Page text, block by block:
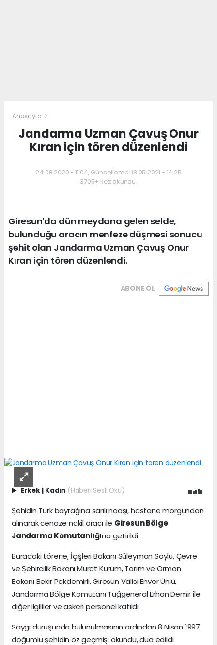
Anasayfa
Jandarma Uzman Çavuş Onur
Kıran için tören düzenlendi
24.08.2020 - 11:04, Güncelleme: 18.05.2021 - 14:25
3705+ kez okundu.
Giresun'da dün meydana gelen selde,
bulunduğu aracın menfeze düşmesi sonucu
şehit olan Jandarma Uzman Çavuş Onur
Kıran için tören düzenlendi.
ABONE OL
Erkek | Kadın (Haberi Sesli Oku)
Şehidin Türk bayrağına sarılı naaşı, hastane morgundan
alınarak cenaze nakil aracı ile Giresun Bölge
Jandarma Komutanlığına getirildi.
Buradaki törene, İçişleri Bakanı Süleyman Soylu, Çevre
ve Şehircilik Bakanı Murat Kurum, Tarım ve Orman
Bakanı Bekir Pakdemirli, Giresun Valisi Enver Ünlü,
Jandarma Bölge Komutanı Tuğgeneral Erhan Demir ile
diğer ilgililer ve askeri personel katıldı.
Saygı duruşunda bulunulmasının ardından 8 Nisan 1997
doğumlu şehidin öz geçmişi okundu, dua edildi.